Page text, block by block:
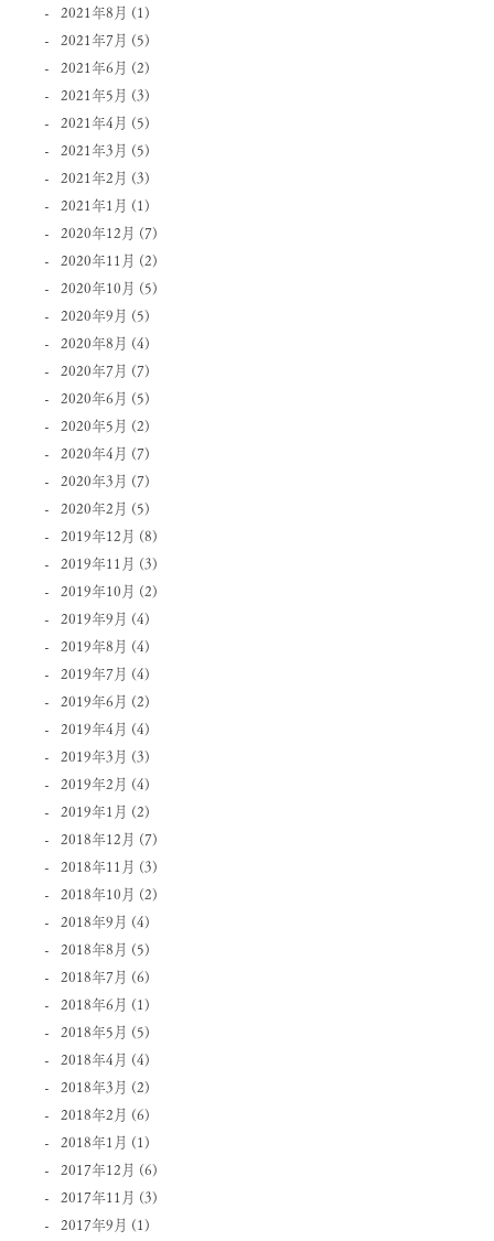
2021年8月 (1)
2021年7月 (5)
2021年6月 (2)
2021年5月 (3)
2021年4月 (5)
2021年3月 (5)
2021年2月 (3)
2021年1月 (1)
2020年12月 (7)
2020年11月 (2)
2020年10月 (5)
2020年9月 (5)
2020年8月 (4)
2020年7月 (7)
2020年6月 (5)
2020年5月 (2)
2020年4月 (7)
2020年3月 (7)
2020年2月 (5)
2019年12月 (8)
2019年11月 (3)
2019年10月 (2)
2019年9月 (4)
2019年8月 (4)
2019年7月 (4)
2019年6月 (2)
2019年4月 (4)
2019年3月 (3)
2019年2月 (4)
2019年1月 (2)
2018年12月 (7)
2018年11月 (3)
2018年10月 (2)
2018年9月 (4)
2018年8月 (5)
2018年7月 (6)
2018年6月 (1)
2018年5月 (5)
2018年4月 (4)
2018年3月 (2)
2018年2月 (6)
2018年1月 (1)
2017年12月 (6)
2017年11月 (3)
2017年9月 (1)